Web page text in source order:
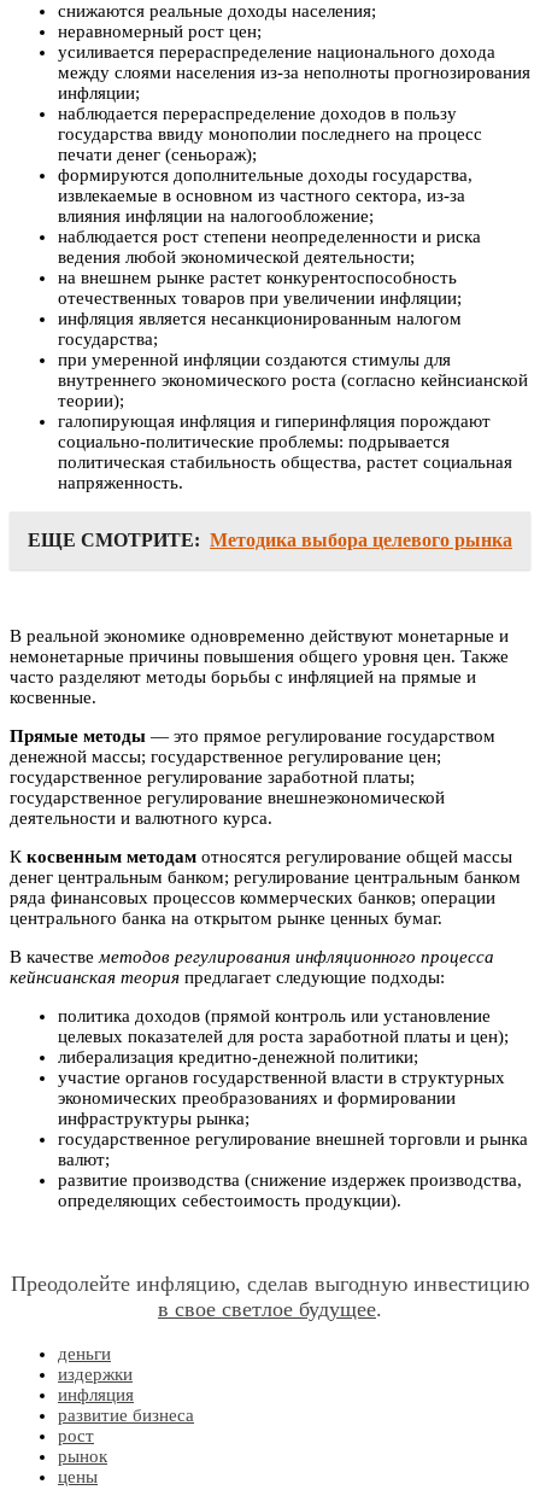
снижаются реальные доходы населения;
неравномерный рост цен;
усиливается перераспределение национального дохода
между слоями населения из-за неполноты прогнозирования
инфляции;
наблюдается перераспределение доходов в пользу
государства ввиду монополии последнего на процесс
печати денег (сеньораж);
формируются дополнительные доходы государства,
извлекаемые в основном из частного сектора, из-за
влияния инфляции на налогообложение;
наблюдается рост степени неопределенности и риска
ведения любой экономической деятельности;
на внешнем рынке растет конкурентоспособность
отечественных товаров при увеличении инфляции;
инфляция является несанкционированным налогом
государства;
при умеренной инфляции создаются стимулы для
внутреннего экономического роста (согласно кейнсианской
теории);
галопирующая инфляция и гиперинфляция порождают
социально-политические проблемы: подрывается
политическая стабильность общества, растет социальная
напряженность.
ЕЩЕ СМОТРИТЕ: Методика выбора целевого рынка
В реальной экономике одновременно действуют монетарные и
немонетарные причины повышения общего уровня цен. Также
часто разделяют методы борьбы с инфляцией на прямые и
косвенные.
Прямые методы — это прямое регулирование государством
денежной массы; государственное регулирование цен;
государственное регулирование заработной платы;
государственное регулирование внешнеэкономической
деятельности и валютного курса.
К косвенным методам относятся регулирование общей массы
денег центральным банком; регулирование центральным банком
ряда финансовых процессов коммерческих банков; операции
центрального банка на открытом рынке ценных бумаг.
В качествеметодов регулирования инфляционного процесса
кейнсианская теория предлагает следующие подходы:
политика доходов (прямой контроль или установление
целевых показателей для роста заработной платы и цен);
либерализация кредитно-денежной политики;
участие органов государственной власти в структурных
экономических преобразованиях и формировании
инфраструктуры рынка;
государственное регулирование внешней торговли и рынка
валют;
развитие производства (снижение издержек производства,
определяющих себестоимость продукции).
Преодолейте инфляцию, сделав выгодную инвестицию
в свое светлое будущее.
деньги
издержки
инфляция
развитие бизнеса
рост
рынок
цены